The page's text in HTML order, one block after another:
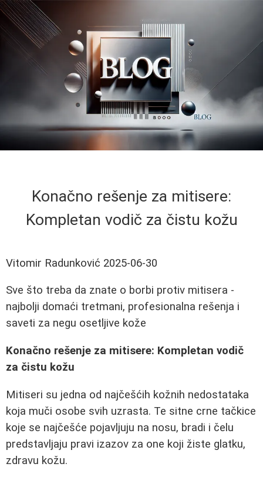
Konačno rešenje za mitisere:
Kompletan vodič za čistu kožu
Vitomir Radunković 2025-06-30
Sve što treba da znate o borbi protiv mitisera -
najbolji domaći tretmani, profesionalna rešenja i
saveti za negu osetljive kože
Konačno rešenje za mitisere: Kompletan vodič
za čistu kožu
Mitiseri su jedna od najčešćih kožnih nedostataka
koja muči osobe svih uzrasta. Te sitne crne tačkice
koje se najčešće pojavljuju na nosu, bradi i čelu
predstavljaju pravi izazov za one koji žiste glatku,
zdravu kožu.